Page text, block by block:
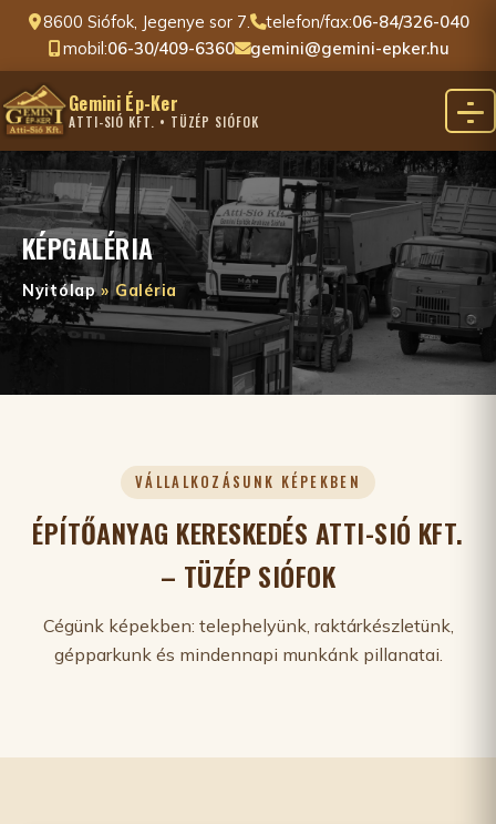
8600 Siófok, Jegenye sor 7. telefon/fax:06-84/326-040
mobil:06-30/409-6360 gemini@gemini-epker.hu
Gemini Ép-Ker
ATTI-SIÓ KFT. • TÜZÉP SIÓFOK
KÉPGALÉRIA
Nyitólap» Galéria
VÁLLALKOZÁSUNK KÉPEKBEN
ÉPÍTŐANYAG KERESKEDÉS ATTI-SIÓ KFT.
– TÜZÉP SIÓFOK
Cégünk képekben: telephelyünk, raktárkészletünk,
gépparkunk és mindennapi munkánk pillanatai.